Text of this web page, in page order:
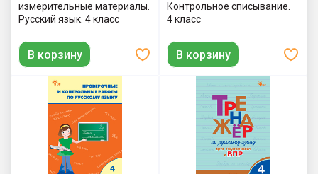
измерительные материалы.
Русский язык. 4 класс
В корзину
Контрольное списывание.
4 класс
В корзину